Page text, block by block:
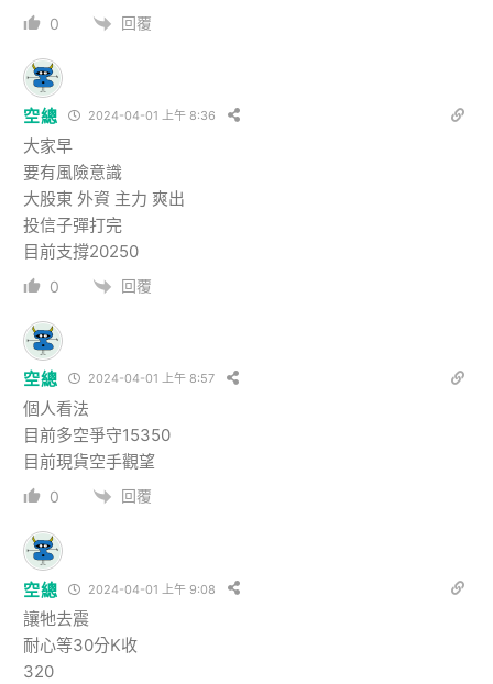
0 回覆
空總 2024-04-01 上午 8:36
大家早
要有風險意識
大股東 外資 主力 爽出
投信子彈打完
目前支撐20250
0 回覆
空總 2024-04-01 上午 8:57
個人看法
目前多空爭守15350
目前現貨空手觀望
0 回覆
空總 2024-04-01 上午 9:08
讓牠去震
耐心等30分K收
320